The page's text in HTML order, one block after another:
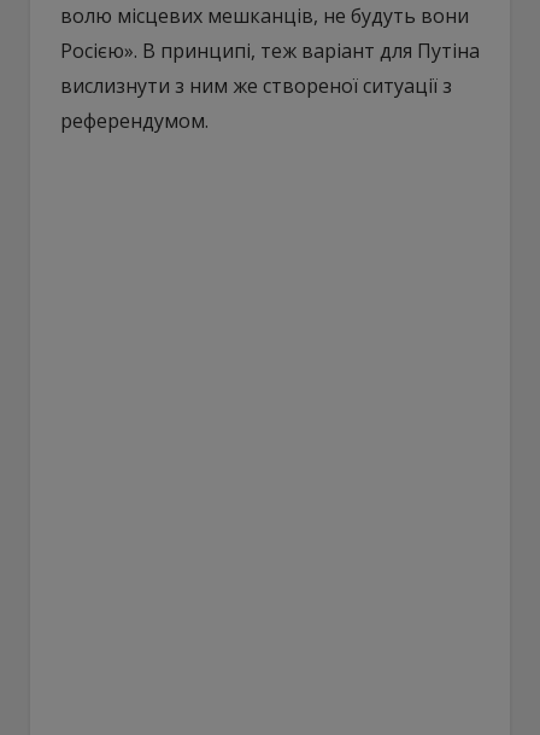
волю місцевих мешканців, не будуть вони
Росією». В принципі, теж варіант для Путіна
вислизнути з ним же створеної ситуації з
референдумом.